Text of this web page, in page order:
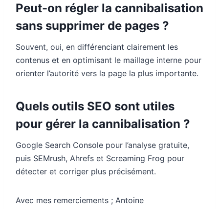
Peut-on régler la cannibalisation
sans supprimer de pages ?
Souvent, oui, en différenciant clairement les
contenus et en optimisant le maillage interne pour
orienter l’autorité vers la page la plus importante.
Quels outils SEO sont utiles
pour gérer la cannibalisation ?
Google Search Console pour l’analyse gratuite,
puis SEMrush, Ahrefs et Screaming Frog pour
détecter et corriger plus précisément.
Avec mes remerciements ; Antoine